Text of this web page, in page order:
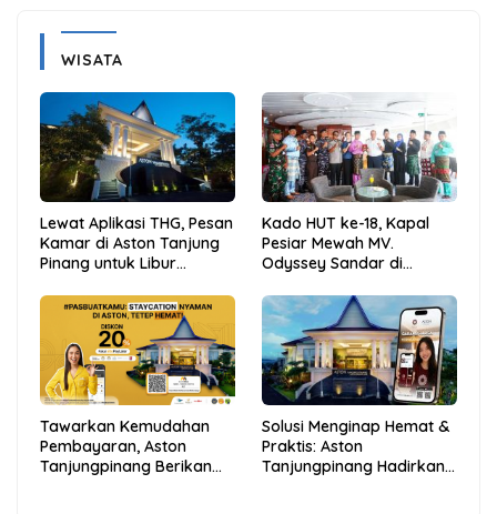
WISATA
Lewat Aplikasi THG, Pesan
Kamar di Aston Tanjung
Pinang untuk Libur
dan Hemat
Kado HUT ke-18, Kapal
Pesiar Mewah MV.
Odyssey Sandar di
Anambas Siap Mendunia
Tawarkan Kemudahan
Pembayaran, Aston
Tanjungpinang Berikan
Solusi Menginap Hemat &
Praktis: Aston
Tanjungpinang Hadirkan